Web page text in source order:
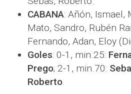
CABANA: Añón, Ismael,
Mato, Sandro, Rubén
Fernando, Adan, Eloy
Goles: 0-1, min.25:
Prego; 2-1, min.70:
Roberto.